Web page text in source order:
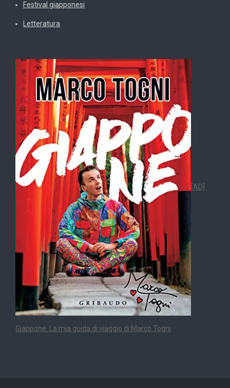
Festival giapponesi
Letteratura
[AD]
Giappone. La mia guida di viaggio di Marco Togni